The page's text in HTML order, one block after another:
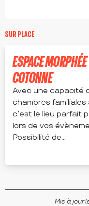
SUR PLACE
ESPACE
COTONNE
Avec une capacité
chambres
c’est le lieu parfait
lors de vos
Possibilité de...
Mis à jour